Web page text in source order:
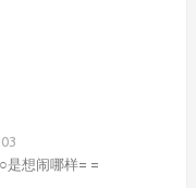
想闹哪样= =